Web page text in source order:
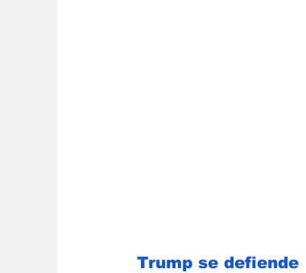
Trump se defiende